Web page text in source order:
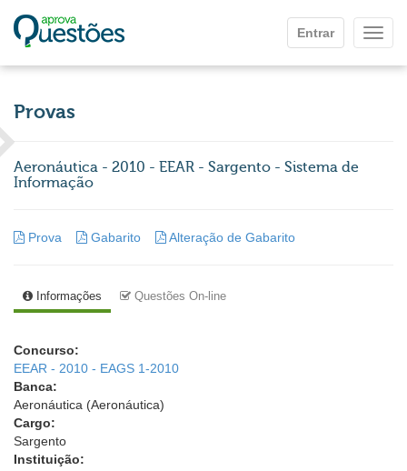
Entrar
Provas
Aeronáutica - 2010 - EEAR - Sargento - Sistema de
Informação
Prova Gabarito Alteração de Gabarito
Informações Questões On-line
Concurso:
EEAR - 2010 - EAGS 1-2010
Banca:
Aeronáutica (Aeronáutica)
Cargo:
Sargento
Instituição: